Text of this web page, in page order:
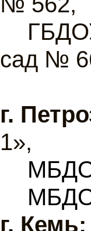
сад №
г.
1»,
г. Кемь: